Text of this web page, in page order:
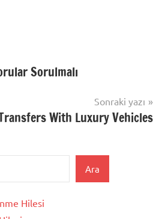
Sorulmalı
Sonraki yazı
With Luxury Vehicles
Ara
Hilesi